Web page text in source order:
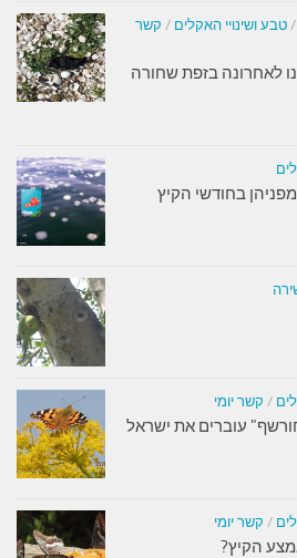
/ טבע ושינויי האקלים / קשר
לאחרונה בזפת שחורה
מפניהן בחודשי הקיץ
/ קשר יומי
עוברים את ישראל
/ קשר יומי
הקיץ?